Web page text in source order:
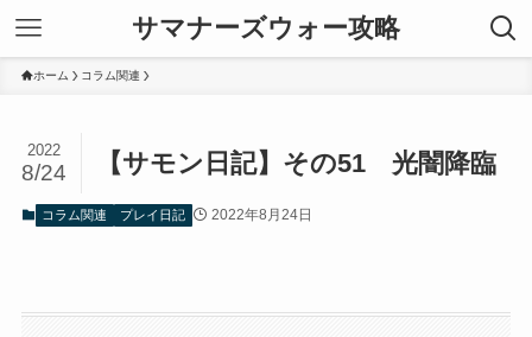
サマナーズウォー攻略
ホーム コラム関連
【サモン日記】その51 光闇降臨
2022
8/24
コラム関連 プレイ日記 2022年8月24日